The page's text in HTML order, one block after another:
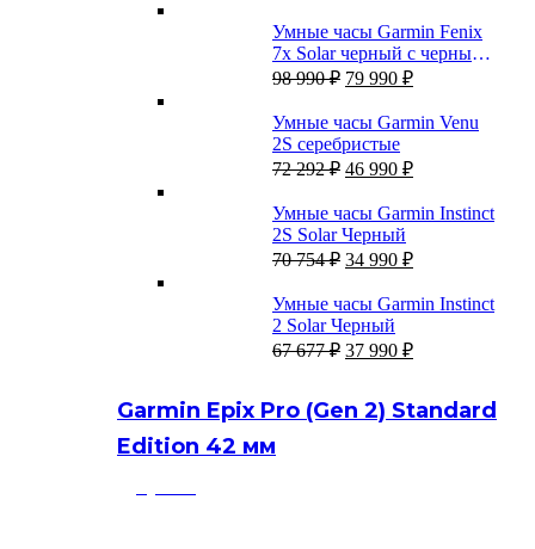
Умные часы Garmin Fenix
7x Solar черный с черным
силиконовым ремешком
98 990₽ Первоначальная
составляла
98
990 ₽.
79 990 ₽Текущая
79
Умные часы Garmin Venu
2S серебристые
72 292₽ Первоначальная
составляла
72
292 ₽.
46 990 ₽Текущая
46
Умные часы Garmin Instinct
2S Solar Черный
70 754₽ Первоначальная
составляла
70
754 ₽.
34 990 ₽Текущая
34
Умные часы Garmin Instinct
2 Solar Черный
67 677₽ Первоначальная
67
37 990 ₽Текущая
990 ₽.
Garmin Epix Pro (Gen 2) Standard
Edition 42 мм